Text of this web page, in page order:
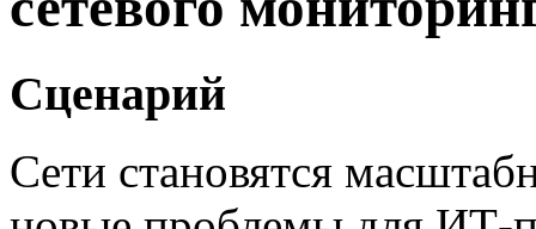
Сценарий
Сети становятся